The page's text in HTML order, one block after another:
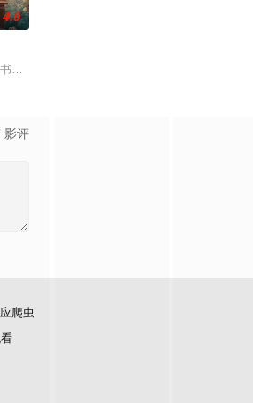
4.0
班子，偶遇“白天人住屋，晚上鬼占房”的阴阳宅
影评
爬虫